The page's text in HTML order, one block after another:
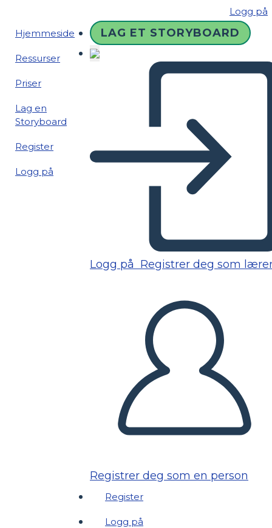
Logg på
Hjemmeside
Ressurser
Priser
Lag en
Storyboard
Register
Logg på
LAG ET STORYBOARD
Logg på Registrer deg som
Registrer deg som en person
Register
Logg på